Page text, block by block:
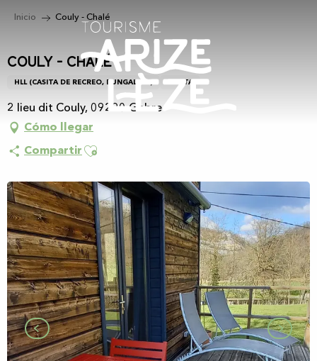
principal
Inicio Couly - Chalé
Couly - Chalé
HLL (CASITA DE RECREO, BUNGALOW) CASITA
2 lieu dit Couly, 09290 Gabre
Cómo llegar
Compartir Ajouter aux favoris